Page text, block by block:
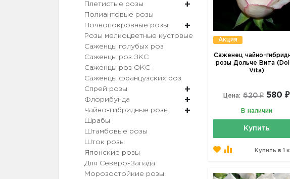
Плетистые розы
Полиантовые розы
Почвопокровные розы
Розы мелкоцветные кустовые
Саженцы голубых роз
Саженцы роз ЗКС
Саженцы роз ОКС
Саженцы французских роз
Спрей розы
Флорибунда
Чайно-гибридные розы
Шрабы
Штамбовые розы
Шток розы
Японские розы
Для Северо-Запада
Морозостойкие розы
Акция
Саженец чайно-
розы Дольче Вита
Vita)
Цена: 620 ₽ 580 ₽
В наличии
Купить
Купить в 1